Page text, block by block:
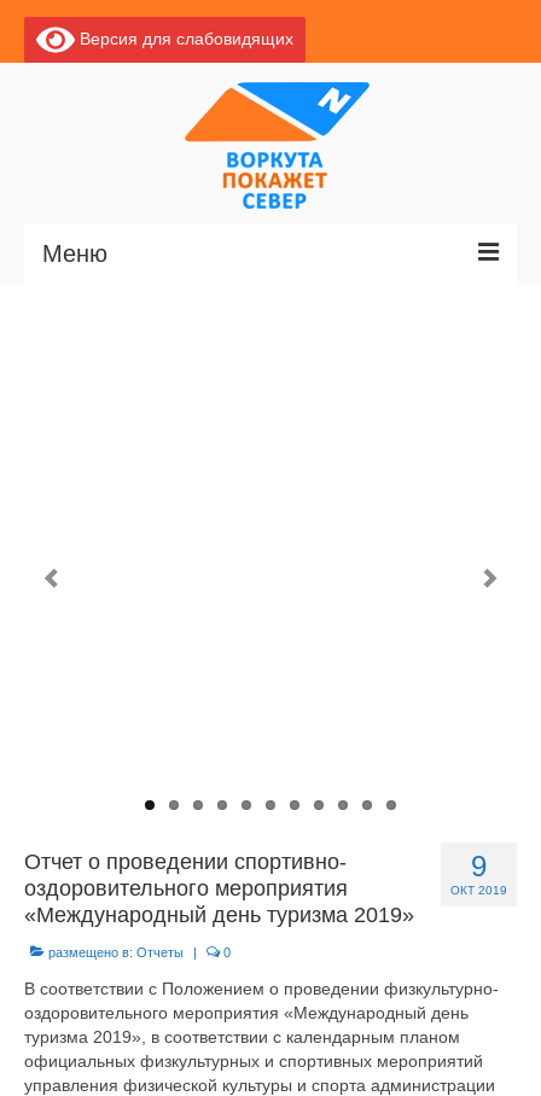
Версия для слабовидящих
Меню
Документы
9
ОКТ 2019
Отчет о проведении спортивно-
оздоровительного мероприятия
«Международный день туризма 2019»
размещено в: Отчеты | 0
В соответствии с Положением о проведении физкультурно-
оздоровительного мероприятия «Международный день
туризма 2019», в соответствии с календарным планом
официальных физкультурных и спортивных мероприятий
управления физической культуры и спорта администрации